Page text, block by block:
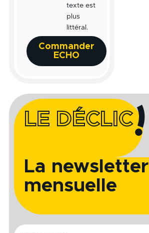
texte est
plus
littéral.
Commander
ECHO
LE DÉCLIC
La newsletter
mensuelle
E-